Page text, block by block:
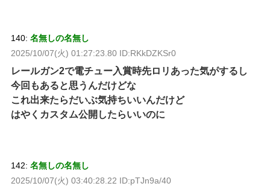
140: 名無しの名無し
2025/10/07(火) 01:27:23.80 ID:RKkDZKSr0
レールガン2で電チュー入賞時先ロリあった気がするし
今回もあると思うんだけどな
これ出来たらだいぶ気持ちいいんだけど
はやくカスタム公開したらいいのに
142: 名無しの名無し
2025/10/07(火) 03:40:28.22 ID:pTJn9a/40